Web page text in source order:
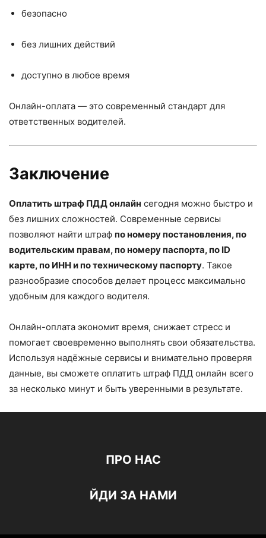
безопасно
без лишних действий
доступно в любое время
Онлайн-оплата — это современный стандарт для
ответственных водителей.
Заключение
Оплатить штраф ПДД онлайн сегодня можно быстро и
без лишних сложностей. Современные сервисы
позволяют найти штраф по номеру постановления, по
водительским правам, по номеру паспорта, по ID
карте, по ИНН и по техническому паспорту. Такое
разнообразие способов делает процесс максимально
удобным для каждого водителя.
Онлайн-оплата экономит время, снижает стресс и
помогает своевременно выполнять свои обязательства.
Используя надёжные сервисы и внимательно проверяя
данные, вы сможете оплатить штраф ПДД онлайн всего
за несколько минут и быть уверенными в результате.
ПРО НАС
ЙДИ ЗА НАМИ